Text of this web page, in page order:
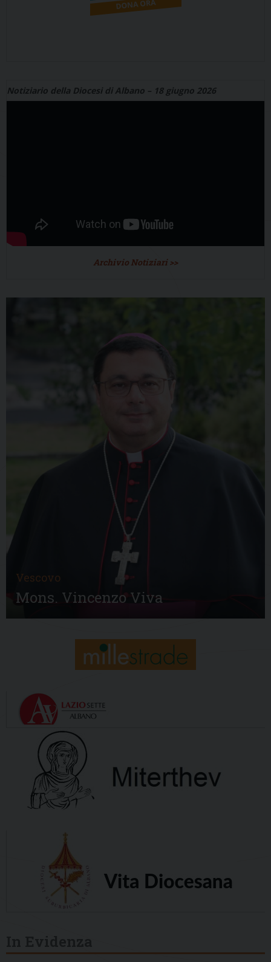
Notiziario della Diocesi di Albano – 18 giugno 2026
Archivio Notiziari >>
Vescovo
Mons. Vincenzo Viva